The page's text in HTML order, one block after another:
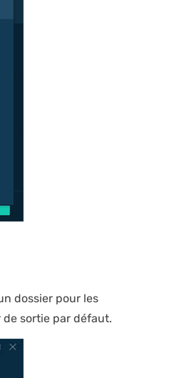
dossier pour les
sortie par défaut.